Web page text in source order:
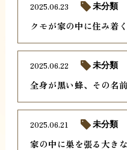
クモが家の中に住み着
2025.06.23 未分類
全身が黒い蜂、その名
2025.06.22 未分類
家の中に巣を張る大き
2025.06.21 未分類